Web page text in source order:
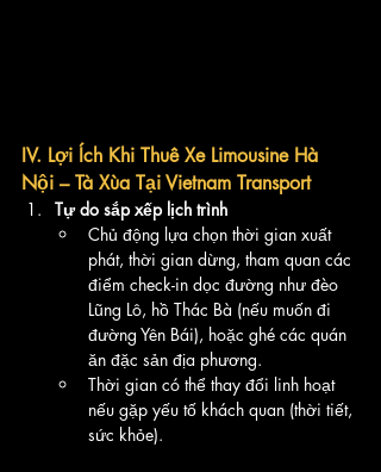
IV. Lợi Ích Khi Thuê Xe Limousine Hà
Nội – Tà Xùa Tại Vietnam Transport
Tự do sắp xếp lịch trình
Chủ động lựa chọn thời gian xuất
phát, thời gian dừng, tham quan các
điểm check-in dọc đường như đèo
Lũng Lô, hồ Thác Bà (nếu muốn đi
đường Yên Bái), hoặc ghé các quán
ăn đặc sản địa phương.
Thời gian có thể thay đổi linh hoạt
nếu gặp yếu tố khách quan (thời tiết,
sức khỏe).